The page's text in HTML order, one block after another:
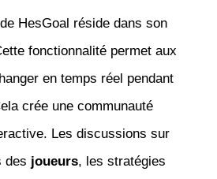
HesGoal réside dans son
fonctionnalité permet aux
en temps réel pendant
crée une communauté
Les discussions sur
des joueurs, les stratégies